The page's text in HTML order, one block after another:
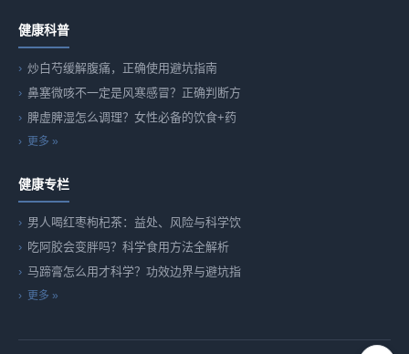
健康科普
炒白芍缓解腹痛，正确使用避坑指南
鼻塞微咳不一定是风寒感冒？正确判断方
脾虚脾湿怎么调理？女性必备的饮食+药
更多 »
健康专栏
男人喝红枣枸杞茶：益处、风险与科学饮
吃阿胶会变胖吗？科学食用方法全解析
马蹄膏怎么用才科学？功效边界与避坑指
更多 »